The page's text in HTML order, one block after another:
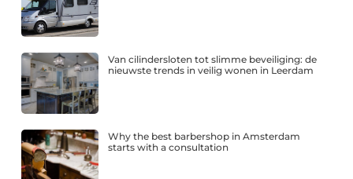
Van cilindersloten tot slimme beveiliging: de
nieuwste trends in veilig wonen in Leerdam
Why the best barbershop in Amsterdam
starts with a consultation